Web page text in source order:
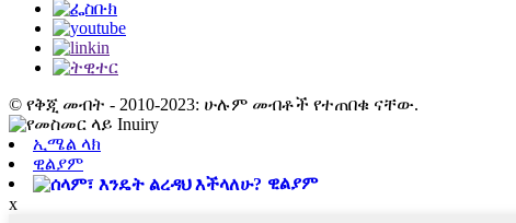
© የቅጂ መብት - 2010-2023: ሁሉም መብቶች የተጠበቁ ናቸው.
ኢሜል ላክ
ዊልያም
ዊልያም
x